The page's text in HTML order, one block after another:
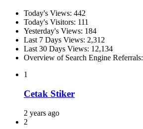
Today's Views: 442
Today's Visitors: 111
Yesterday's Views: 184
Last 7 Days Views: 2,312
Last 30 Days Views: 12,134
Overview of Search Engine Referrals:
1
Cetak Stiker
2 years ago
2